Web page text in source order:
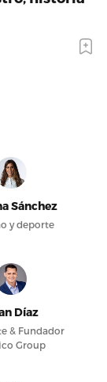
Sánchez
y deporte
Díaz
& Fundador
Group